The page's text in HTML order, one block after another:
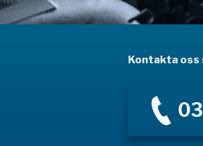
Kontakta oss